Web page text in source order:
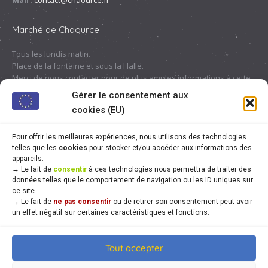
Gérer le consentement aux
cookies (EU)
Pour offrir les meilleures expériences, nous utilisons des technologies
telles que les cookies pour stocker et/ou accéder aux informations des
appareils.
→ Le fait de consentir à ces technologies nous permettra de traiter des
données telles que le comportement de navigation ou les ID uniques sur
ce site.
→ Le fait de ne pas consentir ou de retirer son consentement peut avoir
un effet négatif sur certaines caractéristiques et fonctions.
Tout accepter
Marché de Chaource
Tous les lundis matin.
Place de la fontaine et sous la Halle.
Merci de nous contacter pour de plus amples informations à cette
adresse :
contact@chaource.fr ou au 03.25.40.10.46
© Mairie de Chaource [2004-2024] | Tous droits réservés.